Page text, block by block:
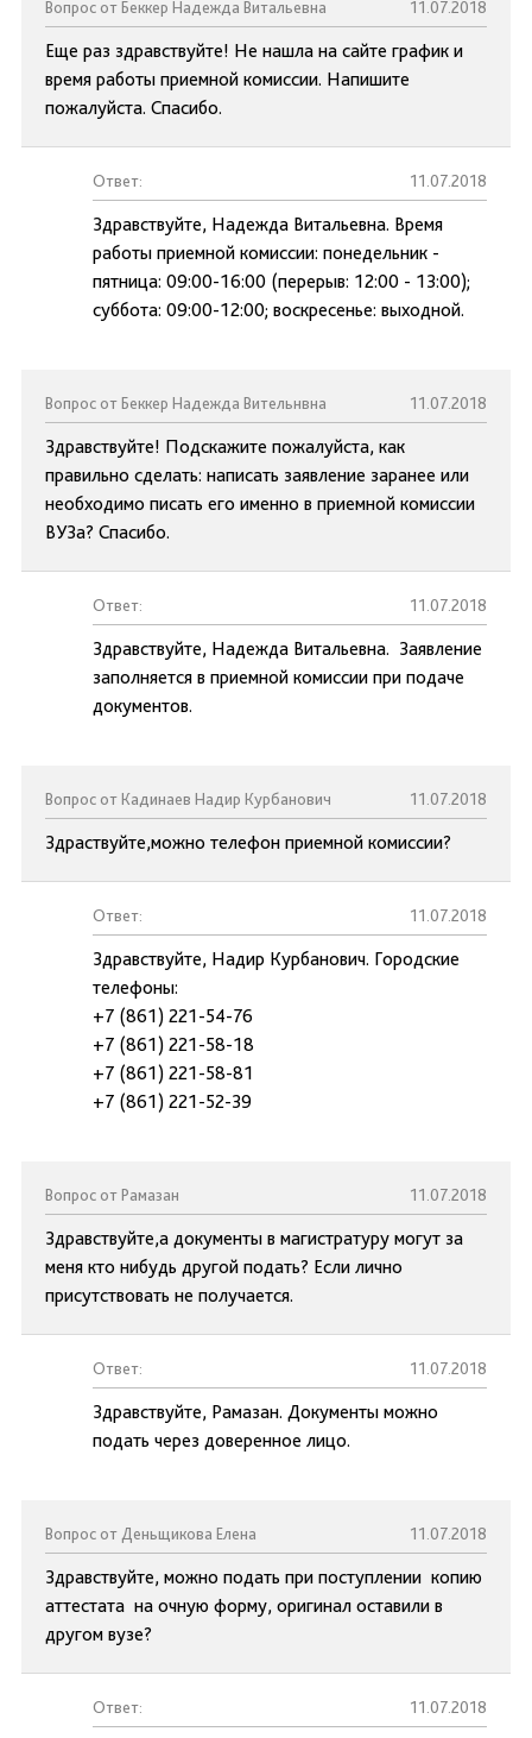
Вопрос от Беккер Надежда Витальевна 11.07.2018
Еще раз здравствуйте! Не нашла на сайте график и
время работы приемной комиссии. Напишите
пожалуйста. Спасибо.
Ответ: 11.07.2018
Здравствуйте, Надежда Витальевна. Время
работы приемной комиссии: понедельник -
пятница: 09:00-16:00 (перерыв: 12:00 - 13:00);
суббота: 09:00-12:00; воскресенье: выходной.
Вопрос от Беккер Надежда Вительнвна 11.07.2018
Здравствуйте! Подскажите пожалуйста, как
правильно сделать: написать заявление заранее или
необходимо писать его именно в приемной комиссии
ВУЗа? Спасибо.
Ответ: 11.07.2018
Здравствуйте, Надежда Витальевна. Заявление
заполняется в приемной комиссии при подаче
документов.
Вопрос от Кадинаев Надир Курбанович 11.07.2018
Здраствуйте,можно телефон приемной комиссии?
Ответ: 11.07.2018
Здравствуйте, Надир Курбанович. Городские
телефоны:
+7 (861) 221-54-76
+7 (861) 221-58-18
+7 (861) 221-58-81
+7 (861) 221-52-39
Вопрос от Рамазан 11.07.2018
Здравствуйте,а документы в магистратуру могут за
меня кто нибудь другой подать? Если лично
присутствовать не получается.
Ответ: 11.07.2018
Здравствуйте, Рамазан. Документы можно
подать через доверенное лицо.
Вопрос от Деньщикова Елена 11.07.2018
Здравствуйте, можно подать при поступлении копию
аттестата на очную форму, оригинал оставили в
другом вузе?
Ответ: 11.07.2018